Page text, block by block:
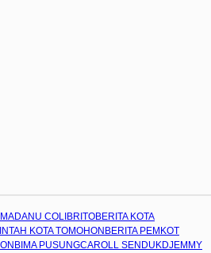
COLIBRITOBERITA KOTA
KOTA TOMOHON BERITA PEMKOT
BIMA PUSUNGCAROLL SENDUKDJEMMY